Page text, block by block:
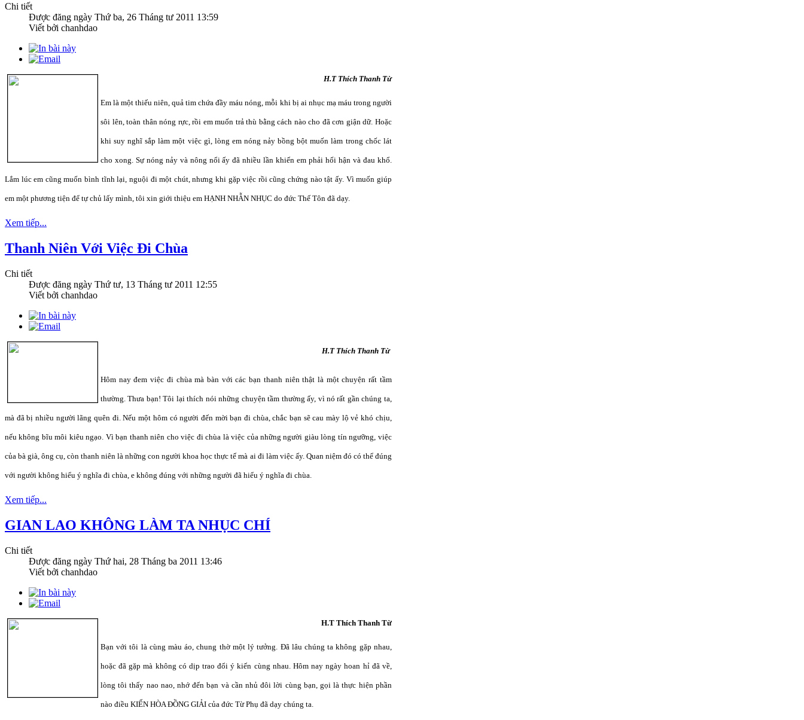
Chi tiết
Được đăng ngày Thứ ba, 26 Tháng tư 2011 13:59
Viết bởi chanhdao
H.T Thích Thanh Từ
Em là một thiếu niên, quả tim chứa đầy máu nóng, mỗi khi bị ai nhục mạ máu trong người
sôi lên, toàn thân nóng rực, rồi em muốn trả thù bằng cách nào cho đã cơn giận dữ. Hoặc
khi suy nghĩ sắp làm một việc gì, lòng em nóng nảy bồng bột muốn làm trong chốc lát
cho xong. Sự nóng nảy và nông nổi ấy đã nhiều lần khiến em phải hối hận và đau khổ.
Lắm lúc em cũng muốn bình tĩnh lại, nguội đi một chút, nhưng khi gặp việc rồi cũng chứng nào tật ấy. Vì muốn giúp
em một phương tiện để tự chủ lấy mình, tôi xin giới thiệu em HẠNH NHẪN NHỤC do đức Thế Tôn đã dạy.
Xem tiếp...
Thanh Niên Với Việc Đi Chùa
Chi tiết
Được đăng ngày Thứ tư, 13 Tháng tư 2011 12:55
Viết bởi chanhdao
H.T Thích Thanh Từ
Hôm nay đem việc đi chùa mà bàn với các bạn thanh niên thật là một chuyện rất tầm
thường. Thưa bạn! Tôi lại thích nói những chuyện tầm thường ấy, vì nó rất gần chúng ta,
mà đã bị nhiều người lãng quên đi. Nếu một hôm có người đến mời bạn đi chùa, chắc bạn sẽ cau mày lộ vẻ khó chịu,
nếu không bĩu môi kiêu ngạo. Vì bạn thanh niên cho việc đi chùa là việc của những người giàu lòng tín ngưỡng, việc
của bà già, ông cụ, còn thanh niên là những con người khoa học thực tế mà ai đi làm việc ấy. Quan niệm đó có thể đúng
với người không hiểu ý nghĩa đi chùa, e không đúng với những người đã hiểu ý nghĩa đi chùa.
Xem tiếp...
GIAN LAO KHÔNG LÀM TA NHỤC CHÍ
Chi tiết
Được đăng ngày Thứ hai, 28 Tháng ba 2011 13:46
Viết bởi chanhdao
H.T Thích Thanh Từ
Bạn với tôi là cùng màu áo, chung thờ một lý tưởng. Đã lâu chúng ta không gặp nhau,
hoặc đã gặp mà không có dịp trao đổi ý kiến cùng nhau. Hôm nay ngày hoan hỉ đã về,
lòng tôi thấy nao nao, nhớ đến bạn và cần nhủ đôi lời cùng bạn, gọi là thực hiện phần
nào điều KIẾN HÒA ĐỒNG GIẢI của đức Từ Phụ đã dạy chúng ta.